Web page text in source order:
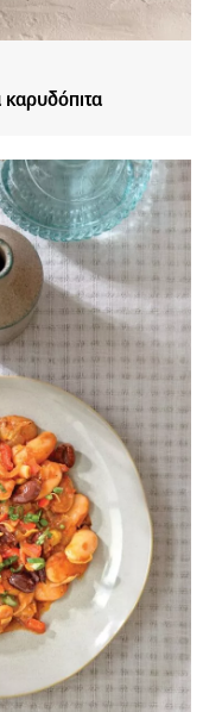
καρυδόπιτα